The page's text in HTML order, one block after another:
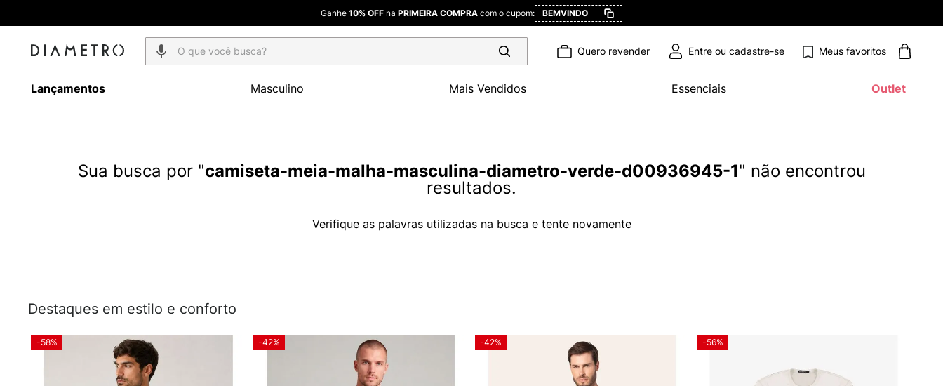
Ganhe 10% OFF na PRIMEIRA COMPRA com o cupom: BEMVINDO
O que você busca?
Quero revender Meus favoritos
Lançamentos Masculino Mais Vendidos Essenciais Outlet
camiseta-meia-malha-masculina-diametro-verde-d00936945-1
Destaques em estilo e conforto
-58% -42% -42% -56%